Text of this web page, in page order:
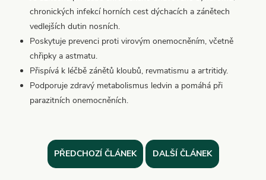
chronických infekcí horních cest dýchacích a zánětech
vedlejších dutin nosních.
Poskytuje prevenci proti virovým onemocněním, včetně
chřipky a astmatu.
Přispívá k léčbě zánětů kloubů, revmatismu a artritidy.
Podporuje zdravý metabolismus ledvin a pomáhá při
parazitních onemocněních.
PŘEDCHOZÍ ČLÁNEK DALŠÍ ČLÁNEK